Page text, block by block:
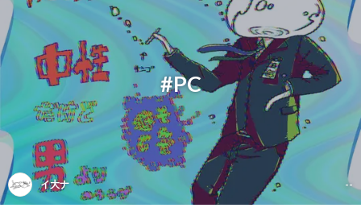
アプリをインストール
#PC
イ大ナ --